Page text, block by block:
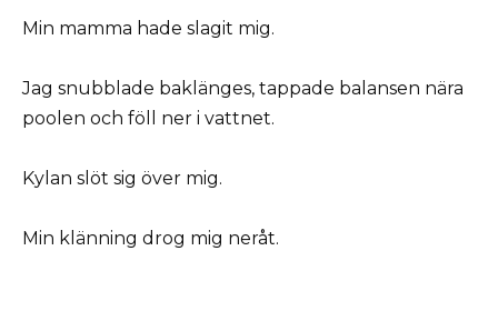
Min mamma hade slagit mig.
Jag snubblade baklänges, tappade balansen nära
poolen och föll ner i vattnet.
Kylan slöt sig över mig.
Min klänning drog mig neråt.